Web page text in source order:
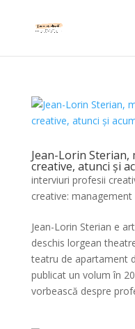
Jean-Lorin
creative, atunci și
interviuri profesii
creative: management
Jean-Lorin Sterian e
deschis lorgean
teatru de apartament
publicat un volum în
vorbească despre